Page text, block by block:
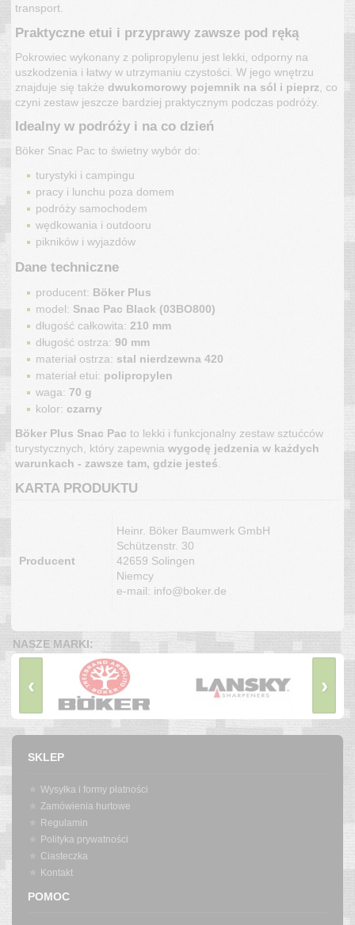
transport.
Praktyczne etui i przyprawy zawsze pod ręką
Pokrowiec wykonany z polipropylenu jest lekki, odporny na
uszkodzenia i łatwy w utrzymaniu czystości. W jego wnętrzu
znajduje się także dwukomorowy pojemnik na sól i pieprz , co
czyni zestaw jeszcze bardziej praktycznym podczas podróży.
Idealny w podróży i na co dzień
Böker Snac Pac to świetny wybór do:
turystyki i campingu
pracy i lunchu poza domem
podróży samochodem
wędkowania i outdooru
pikników i wyjazdów
Dane techniczne
producent: Böker Plus
model: Snac Pac Black (03BO800)
długość całkowita:210 mm
długość ostrza:90 mm
materiał ostrza: stal nierdzewna 420
materiał etui: polipropylen
waga:70 g
kolor:czarny
Böker Plus Snac Pac to lekki i funkcjonalny zestaw sztućców
turystycznych, który zapewnia wygodę jedzenia w każdych
warunkach - zawsze tam, gdzie jesteś.
KARTA PRODUKTU
Producent
Heinr. Böker Baumwerk GmbH
Schützenstr. 30
42659 Solingen
Niemcy
e-mail: info@boker.de
NASZE MARKI:
‹ ›
SKLEP
Wysyłka i formy płatności
Zamówienia hurtowe
Regulamin
Polityka prywatności
Ciasteczka
Kontakt
POMOC